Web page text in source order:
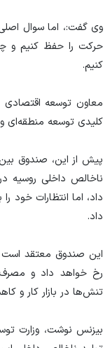
وی گفت:، اما سوال
حرکت را حفظ کنیم و
کنیم.
معاون توسعه اقتصادی
کلیدی توسعه منطقه‌ای
داد.
این صندوق معتقد است
رخ خواهد داد و
تنش‌ها در بازار کار و
بیزنس نوشت، وزارت